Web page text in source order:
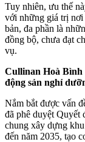
Tuy nhiên, ưu thế
với những giá trị nơi
bản, đa phần là
đồng bộ, chưa đạt
vụ.
Cullinan Hoà Bình
động sản nghỉ
Nắm bắt được vấn
đã phê duyệt
chung xây dựng
đến năm 2035, tạo